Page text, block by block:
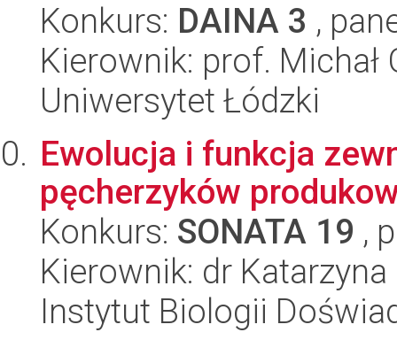
Konkurs: DAINA 3 ,
Kierownik: prof. Michał
Uniwersytet Łódzki
Ewolucja i funkcja
pęcherzyków
Konkurs: SONATA 19 ,
Kierownik: dr Katarzyna
Instytut Biologii